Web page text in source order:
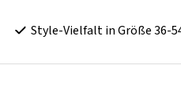
Style-Vielfalt in Größe 36-